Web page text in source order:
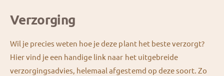
Verzorging
Wil je precies weten hoe je deze plant het beste verzorgt?
Hier vind je een handige link naar het uitgebreide
verzorgingsadvies, helemaal afgestemd op deze soort. Zo